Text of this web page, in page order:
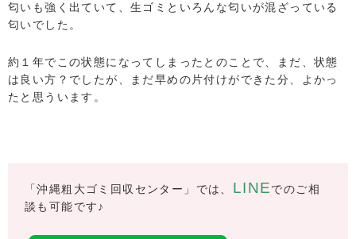
匂いも強く出ていて、生ゴミといろんな匂いが混ざっている
匂いでした。
約１年でこの状態になってしまったとのことで、まだ、状態
は良い方？でしたが、まだ早めの片付けができた分、よかっ
たと思ういます。
「沖縄粗大ゴミ回収センター」では、 LINEでのご相
談も可能です♪